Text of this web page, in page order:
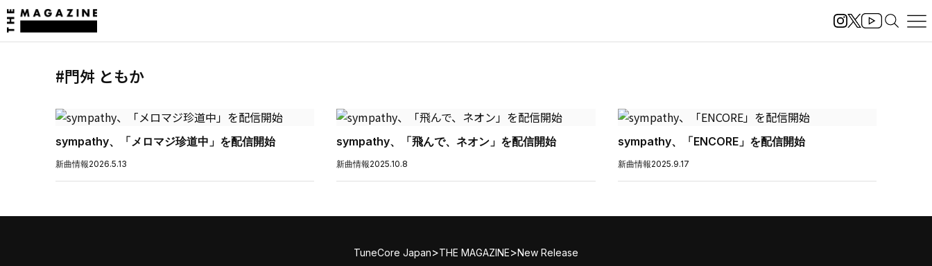
#門舛 ともか
sympathy、「メロマジ珍道中」を配信開始
新曲情報2026.5.13
sympathy、「飛んで、ネオン」を配信開始
新曲情報2025.10.8
sympathy、「ENCORE」を配信開始
新曲情報2025.9.17
TuneCore Japan>THE MAGAZINE>New Release